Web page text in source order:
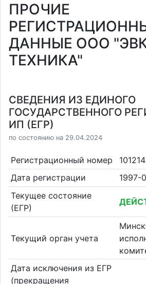
ПРОЧИЕ
ДАННЫЕ ООО
ТЕХНИКА"
СВЕДЕНИЯ ИЗ ЕДИНОГО
ГОСУДАРСТВЕННОГО
ИП (ЕГР)
по состоянию на 29.04.2024
Регистрационный номер
Дата регистрации
1997-
Текущее состояние
(ЕГР)
Текущий орган учета
Дата исключения из ЕГР
(прекращения